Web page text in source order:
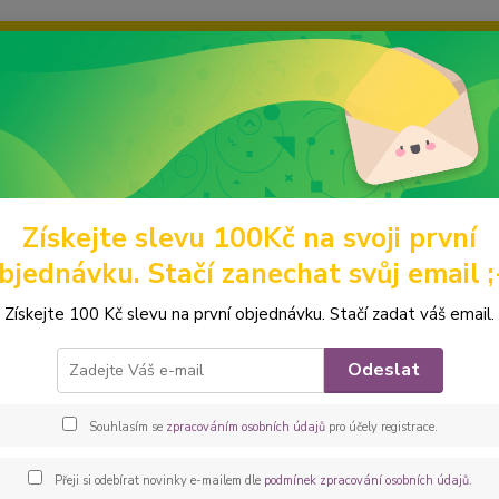
grafiku? Mám jich mnohem víc – napište mi a společně
Hledat
Kabelky a batohy BATOHY A BATŮŽKY Překlápěcí batohy
Překlápěcí batoh Lucas
Jste
Získejte slevu 100Kč na svoji první
Stačí zanechat svůj email
Získejte 100 Kč slevu na první objednávku. Stačí zadat váš email.
Odeslat
Souhlasím se zpracováním osobních údajůpro účely registrace.
Přeji si odebírat novinky e-mailem dle podmínek zpracování osobních údajů.